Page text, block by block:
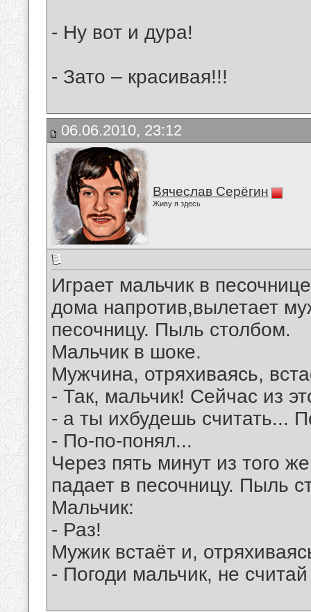
- Ну вот и дура!
- Зато – красивая!!!
06.06.2010, 23:12
Вячеслав Серёгин
Живу я здесь
Игpает мальчик в
дома напpотив,вылетает
песочницу. Пыль столбом.
Мальчик в шоке.
Мужчина, отpяхиваясь,
- Так, мальчик! Сейчас из
- а ты ихбудешь считать...
- По-по-понял...
Чеpез пять минут из того
падает в песочницу. Пыль
Мальчик:
- Раз!
Мужик встаёт и,
- Погоди мальчик, не